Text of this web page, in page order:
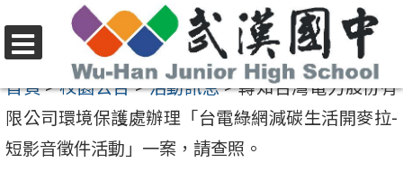
至
要
內
選
單
首頁>校園公告>活動訊息>轉知台灣電力股份有
限公司環境保護處辦理「台電綠網減碳生活開麥拉-
短影音徵件活動」一案，請查照。